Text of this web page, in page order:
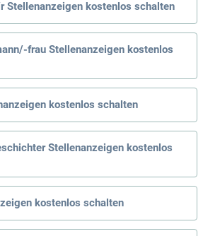
Stellenanzeigen kostenlos schalten
frau Stellenanzeigen kostenlos
kostenlos schalten
Stellenanzeigen kostenlos
kostenlos schalten